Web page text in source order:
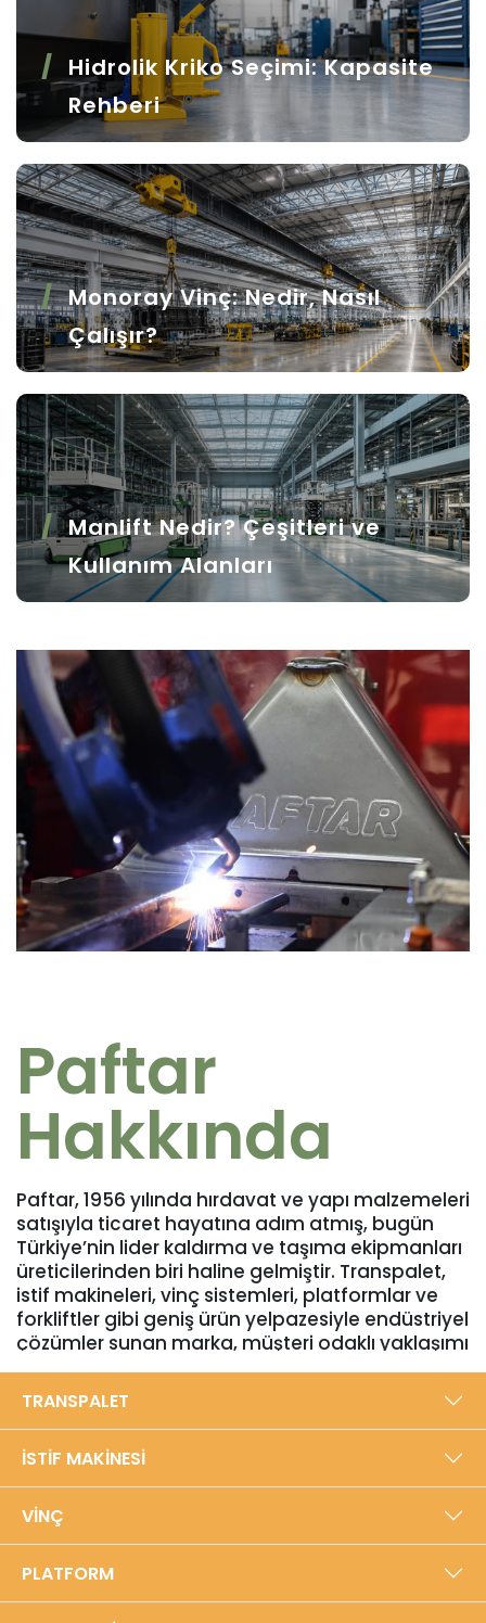
Hidrolik Kriko Seçimi: Kapasite
Rehberi
Monoray Vinç: Nedir, Nasıl
Çalışır?
Manlift Nedir? Çeşitleri ve
Kullanım Alanları
Paftar
Hakkında
Paftar, 1956 yılında hırdavat ve yapı malzemeleri
satışıyla ticaret hayatına adım atmış, bugün
Türkiye’nin lider kaldırma ve taşıma ekipmanları
üreticilerinden biri haline gelmiştir. Transpalet,
istif makineleri, vinç sistemleri, platformlar ve
forkliftler gibi geniş ürün yelpazesiyle endüstriyel
çözümler sunan marka, müşteri odaklı yaklaşımı
ve yüksek kalite standartlarıyla sektörde
güvenilir bir konuma sahiptir. Bursa’daki 5000
m²’lik modern üretim tesisinde, yıllık 40.000
adede ulaşan üretim kapasitesiyle Türkiye’den
dünyaya ihracat gerçekleştirmektedir.​
Yerli üretim anlayışıyla, dayanıklılığı ve
performansı ön planda tutan Paftar, ISO
9001:2015 Kalite Yönetim Sistemi ve TSE Hizmet
Yeterlilik Belgeleriyle sertifikalandırılmıştır.
Ürünlerini yenilikçi tasarım, teknoloji ve
TRANSPALET
İSTİF MAKİNESİ
VİNÇ
PLATFORM